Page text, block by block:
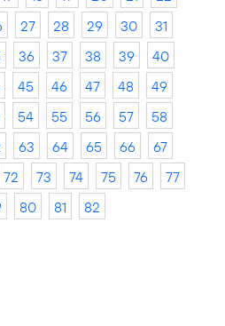
27 28 29 30
31
36 37 38 39
40
45 46 47 48
49
54 55 56 57
58
63 64 65 66
67
72 73 74 75 76
77
80 81 82